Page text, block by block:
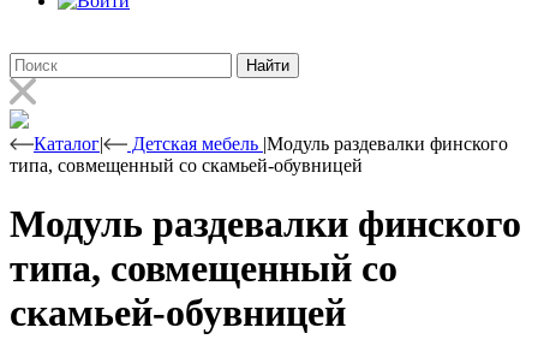
Найти
Каталог| Детская мебель |Модуль раздевалки финского
типа, совмещенный со скамьей-обувницей
Модуль раздевалки финского
типа, совмещенный со
скамьей-обувницей